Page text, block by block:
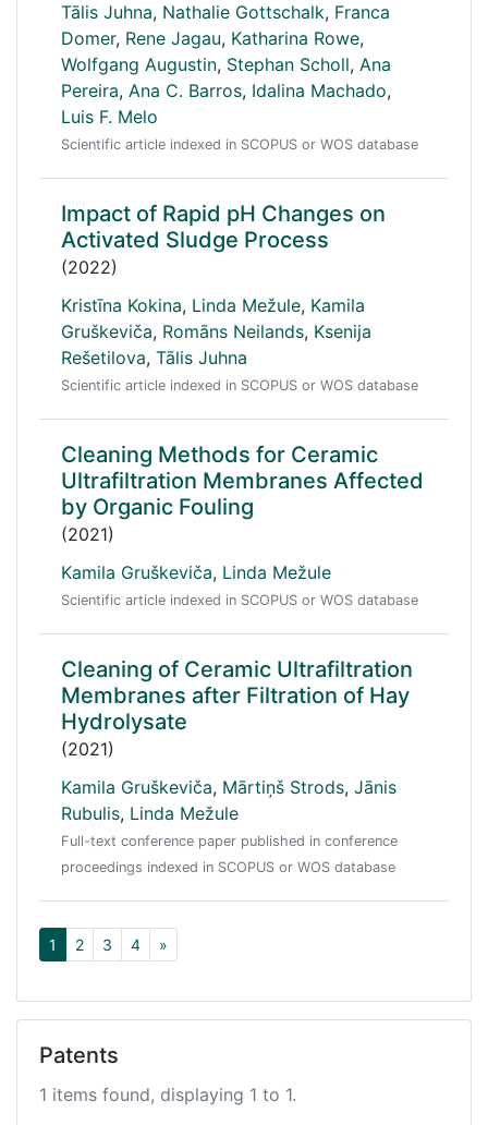
Tālis Juhna, Nathalie Gottschalk, Franca
Domer, Rene Jagau, Katharina Rowe,
Wolfgang Augustin, Stephan Scholl, Ana
Pereira, Ana C. Barros, Idalina Machado,
Luis F. Melo
Scientific article indexed in SCOPUS or WOS database
Impact of Rapid pH Changes on
Activated Sludge Process
(2022)
Kristīna Kokina, Linda Mežule, Kamila
Gruškeviča, Romāns Neilands, Ksenija
Rešetilova, Tālis Juhna
Scientific article indexed in SCOPUS or WOS database
Cleaning Methods for Ceramic
Ultrafiltration Membranes Affected
by Organic Fouling
(2021)
Kamila Gruškeviča, Linda Mežule
Scientific article indexed in SCOPUS or WOS database
Cleaning of Ceramic Ultrafiltration
Membranes after Filtration of Hay
Hydrolysate
(2021)
Kamila Gruškeviča, Mārtiņš Strods, Jānis
Rubulis, Linda Mežule
Full-text conference paper published in conference
proceedings indexed in SCOPUS or WOS database
1 2 3 4 »
Patents
1 items found, displaying 1 to 1.